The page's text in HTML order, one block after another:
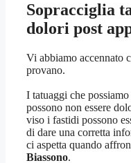
Sopracciglia
dolori post
Vi abbiamo accennato
provano.
I tatuaggi che
possono non essere
viso i fastidi possono
di dare una corretta
ci aspetta quando
Biassono.